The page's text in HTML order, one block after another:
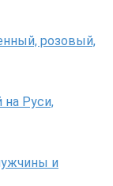
розовый,
на Руси,
и